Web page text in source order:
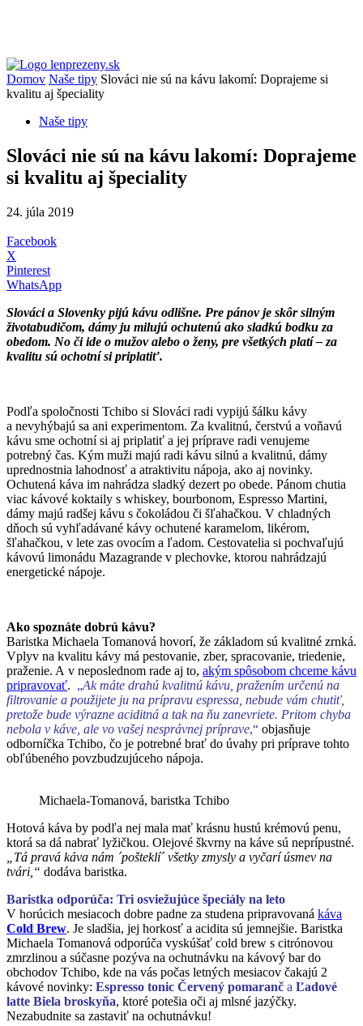
Domov Naše tipy Slováci nie sú na kávu lakomí: Doprajeme si
kvalitu aj špeciality
Naše tipy
Slováci nie sú na kávu lakomí: Doprajeme
si kvalitu aj špeciality
24. júla 2019
Facebook
X
Pinterest
WhatsApp
Slováci a Slovenky pijú kávu odlišne. Pre pánov je skôr silným
životabudičom, dámy ju milujú ochutenú ako sladkú bodku za
obedom. No či ide o mužov alebo o ženy, pre všetkých platí – za
kvalitu sú ochotní si priplatiť.
Podľa spoločnosti Tchibo si Slováci radi vypijú šálku kávy
a nevyhýbajú sa ani experimentom. Za kvalitnú, čerstvú a voňavú
kávu sme ochotní si aj priplatiť a jej príprave radi venujeme
potrebný čas. Kým muži majú radi kávu silnú a kvalitnú, dámy
uprednostnia lahodnosť a atraktivitu nápoja, ako aj novinky.
Ochutená káva im nahrádza sladký dezert po obede. Pánom chutia
viac kávové koktaily s whiskey, bourbonom, Espresso Martini,
dámy majú radšej kávu s čokoládou či šľahačkou. V chladných
dňoch sú vyhľadávané kávy ochutené karamelom, likérom,
šľahačkou, v lete zas ovocím a ľadom. Cestovatelia si pochvaľujú
kávovú limonádu Mazagrande v plechovke, ktorou nahrádzajú
energetické nápoje.
Ako spoznáte dobrú kávu?
Baristka Michaela Tomanová hovorí, že základom sú kvalitné zrnká.
Vplyv na kvalitu kávy má pestovanie, zber, spracovanie, triedenie,
praženie. A v neposlednom rade aj to, akým spôsobom chceme kávu
pripravovať. „Ak máte drahú kvalitnú kávu, pražením určenú na
filtrovanie a použijete ju na prípravu espressa, nebude vám chutiť,
pretože bude výrazne aciditná a tak na ňu zanevriete. Pritom chyba
nebola v káve, ale vo vašej nesprávnej príprave,“ objasňuje
odborníčka Tchibo, čo je potrebné brať do úvahy pri príprave tohto
obľúbeného povzbudzujúceho nápoja.
Michaela-Tomanová, baristka Tchibo
Hotová káva by podľa nej mala mať krásnu hustú krémovú penu,
ktorá sa dá nabrať lyžičkou. Olejové škvrny na káve sú neprípustné.
„Tá pravá káva nám ´pošteklí´ všetky zmysly a vyčarí úsmev na
tvári,“ dodáva baristka.
Baristka odporúča: Tri osviežujúce špeciály na leto
V horúcich mesiacoch dobre padne za studena pripravovaná káva
Cold Brew. Je sladšia, jej horkosť a acidita sú jemnejšie. Baristka
Michaela Tomanová odporúča vyskúšať cold brew s citrónovou
zmrzlinou a súčasne pozýva na ochutnávku na kávový bar do
obchodov Tchibo, kde na vás počas letných mesiacov čakajú 2
kávové novinky: Espresso tonic Červený pomaranč a Ľadové
latte Biela broskyňa, ktoré potešia oči aj mlsné jazýčky.
Nezabudnite sa zastaviť na ochutnávku!